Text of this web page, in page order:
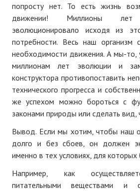
попросту нет. То есть жизнь
движении! Миллионы лет
эволюционировало исходя из
потребности. Весь наш организм
необходимости движения. А мы-то,
миллионам лет эволюции и
конструктора противопоставить
технического прогресса и
же успехом можно бороться с
законами природы или сделать вид,
Вывод. Если мы хотим, чтобы наш
долго и без сбоев, он должен
именно в тех условиях, для которых
Например, как
питательными веществами и